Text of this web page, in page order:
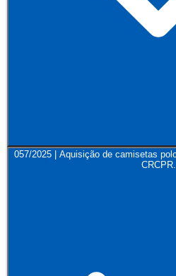
057/2025 | Aquisição de camisetas
CRCPR.